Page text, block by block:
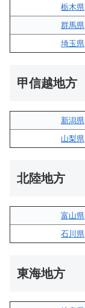
栃木県
群馬県
埼玉県
甲信越地方
新潟県
山梨県
北陸地方
富山県
石川県
東海地方